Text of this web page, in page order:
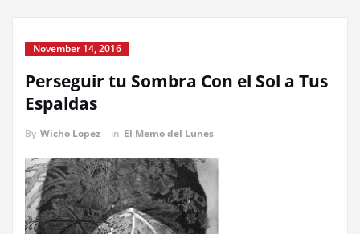
November 14, 2016
Perseguir tu Sombra Con el Sol a Tus
Espaldas
By Wicho Lopez in El Memo del Lunes